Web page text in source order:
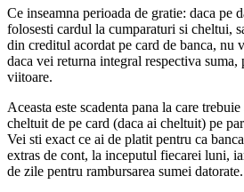
Ce inseamna perioada de gratie: daca pe
folosesti cardul la cumparaturi si cheltui,
din creditul acordat pe card de banca, nu
daca vei returna integral respectiva suma,
viitoare.
Aceasta este scadenta pana la care
cheltuit de pe card (daca ai cheltuit) pe
Vei sti exact ce ai de platit pentru ca
extras de cont, la inceputul fiecarei luni,
de zile pentru rambursarea sumei datorate.